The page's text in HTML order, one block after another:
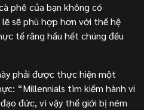
phê của bạn không có
sẽ phù hợp hơn với thế hệ
tế rằng hầu hết chúng đều
phải được thực hiện một
“Millennials tìm kiếm hành vi
đức, vì vậy thế giới bị ném